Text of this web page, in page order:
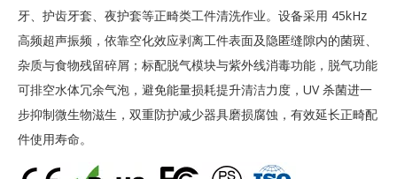
牙、护齿牙套、夜护套等正畸类工件清洗作业。设备采用 45kHz
高频超声振频，依靠空化效应剥离工件表面及隐匿缝隙内的菌斑、
杂质与食物残留碎屑；标配脱气模块与紫外线消毒功能，脱气功能
可排空水体冗余气泡，避免能量损耗提升清洁力度，UV 杀菌进一
步抑制微生物滋生，双重防护减少器具磨损腐蚀，有效延长正畸配
件使用寿命。